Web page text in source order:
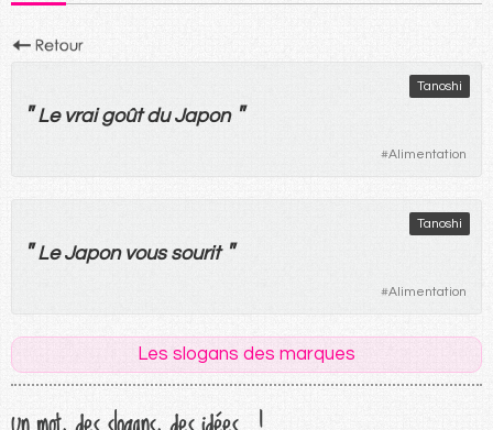
Tanoshi
" Le vrai goût du Japon "
#Alimentation
Tanoshi
" Le Japon vous sourit "
#Alimentation
Les slogans des marques